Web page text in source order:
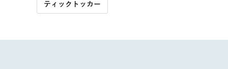
ティックトッカー